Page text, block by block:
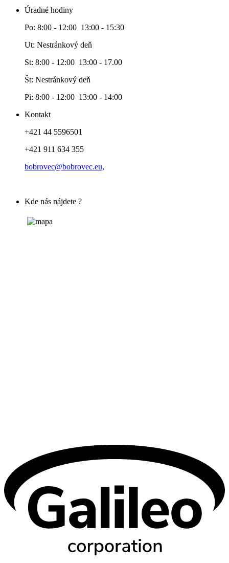
Úradné hodiny
Po: 8:00 - 12:00 13:00 - 15:30
Ut: Nestránkový deň
St: 8:00 - 12:00 13:00 - 17.00
Št: Nestránkový deň
Pi: 8:00 - 12:00 13:00 - 14:00
Kontakt
+421 44 5596501
+421 911 634 355
bobrovec@bobrovec.eu,
Kde nás nájdete ?